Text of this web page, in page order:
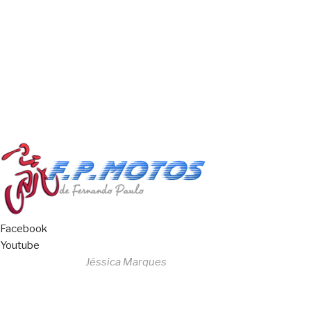
Facebook
Youtube
Jéssica Marques